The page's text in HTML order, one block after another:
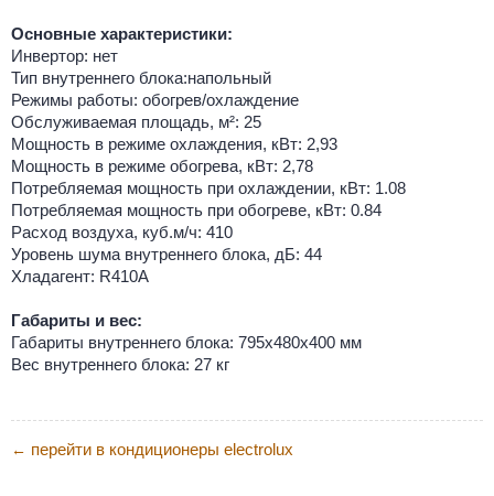
Основные характеристики:
Инвертор: нет
Тип внутреннего блока:напольный
Режимы работы: обогрев/охлаждение
Обслуживаемая площадь, м²: 25
Мощность в режиме охлаждения, кВт: 2,93
Мощность в режиме обогрева, кВт: 2,78
Потребляемая мощность при охлаждении, кВт: 1.08
Потребляемая мощность при обогреве, кВт: 0.84
Расход воздуха, куб.м/ч: 410
Уровень шума внутреннего блока, дБ: 44
Хладагент: R410A
Габариты и вес:
Габариты внутреннего блока: 795х480х400 мм
Вес внутреннего блока: 27 кг
← перейти в кондиционеры electrolux